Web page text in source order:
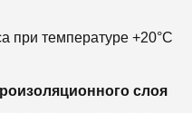
при температуре +20°С
слоя